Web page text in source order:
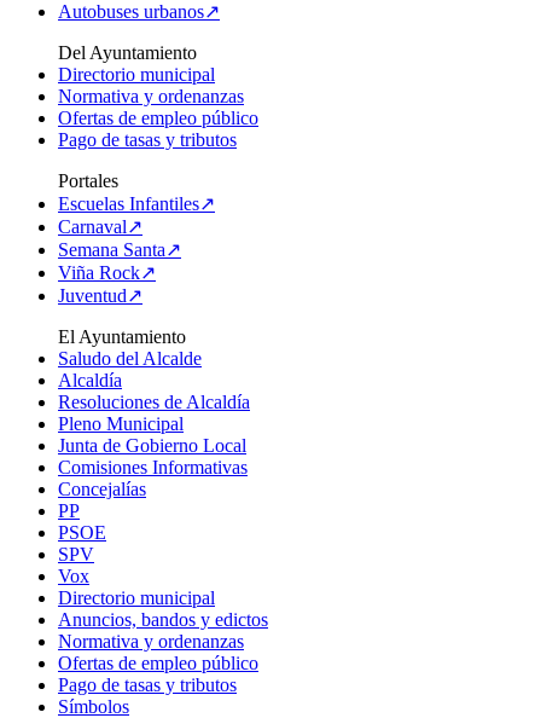
Autobuses urbanos↗
Del Ayuntamiento
Directorio municipal
Normativa y ordenanzas
Ofertas de empleo público
Pago de tasas y tributos
Portales
Escuelas Infantiles↗
Carnaval↗
Semana Santa↗
Viña Rock↗
Juventud↗
El Ayuntamiento
Saludo del Alcalde
Alcaldía
Resoluciones de Alcaldía
Pleno Municipal
Junta de Gobierno Local
Comisiones Informativas
Concejalías
PP
PSOE
SPV
Vox
Directorio municipal
Anuncios, bandos y edictos
Normativa y ordenanzas
Ofertas de empleo público
Pago de tasas y tributos
Símbolos